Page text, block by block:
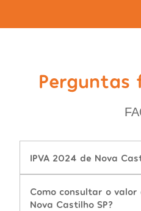
Perguntas
IPVA 2024 de Nova
Como consultar o valor
Nova Castilho SP?